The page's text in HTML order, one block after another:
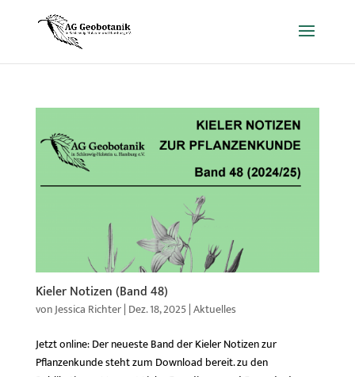
Kieler Notizen (Band 48)
vonJessica Richter| Dez. 18, 2025|Aktuelles
Jetzt online: Der neueste Band der Kieler Notizen zur
Pflanzenkunde steht zum Download bereit. zu den